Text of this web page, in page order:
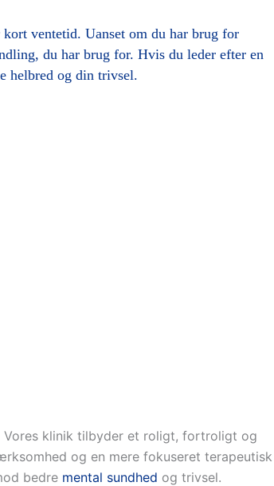
ventetid. Uanset om du har brug for
du har brug for. Hvis du leder efter en
helbred og din trivsel.
Vores klinik tilbyder et roligt, fortroligt og
og en mere fokuseret terapeutisk
bedre mental sundhed og trivsel.